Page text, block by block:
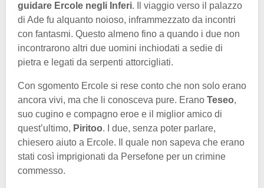
guidare Ercole negli Inferi. Il viaggio verso il palazzo
di Ade fu alquanto noioso, inframmezzato da incontri
con fantasmi. Questo almeno fino a quando i due non
incontrarono altri due uomini inchiodati a sedie di
pietra e legati da serpenti attorcigliati.
Con sgomento Ercole si rese conto che non solo erano
ancora vivi, ma che li conosceva pure. Erano Teseo,
suo cugino e compagno eroe e il miglior amico di
quest’ultimo, Piritoo. I due, senza poter parlare,
chiesero aiuto a Ercole. Il quale non sapeva che erano
stati così imprigionati da Persefone per un crimine
commesso.